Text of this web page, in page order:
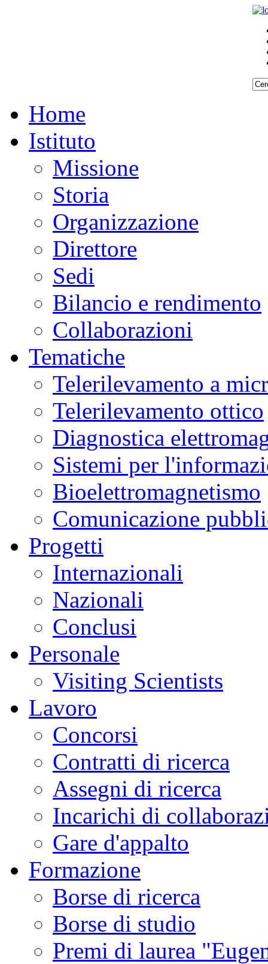
Home
Istituto
Missione
Storia
Organizzazione
Direttore
Sedi
Bilancio e rendimento
Collaborazioni
Tematiche
Telerilevamento a
Telerilevamento ottico
Diagnostica
Sistemi per
Bioelettromagnetismo
Comunicazione
Progetti
Internazionali
Nazionali
Conclusi
Personale
Visiting Scientists
Lavoro
Concorsi
Contratti di ricerca
Assegni di ricerca
Incarichi di
Gare d'appalto
Formazione
Borse di ricerca
Borse di studio
Premi di laurea